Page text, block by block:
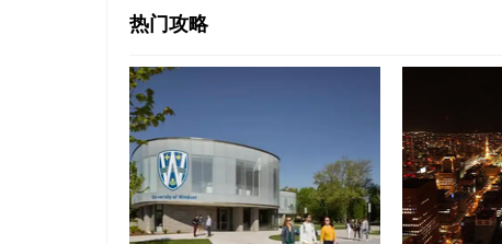
热门攻略